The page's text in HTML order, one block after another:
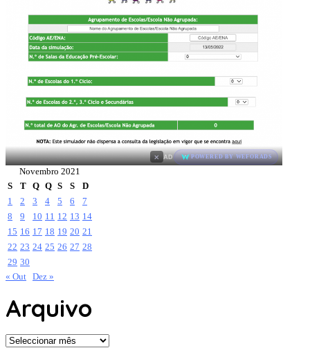
× AD POWERED BY WEFORADS
Novembro 2021
S
T Q Q S S
D
1
2 3 4 5 6
7
8
9 10 11 12 13 14
15 16 17 18 19 20 21
22 23 24 25 26 27 28
29 30
« Out Dez »
Arquivo
Arquivo